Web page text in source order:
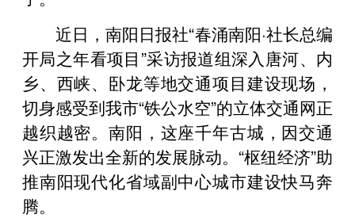
近日，南阳日报社“春涌南阳·社长总编
开局之年看项目”采访报道组深入唐河、内
乡、西峡、卧龙等地交通项目建设现场，
切身感受到我市“铁公水空”的立体交通网正
越织越密。南阳，这座千年古城，因交通
兴正激发出全新的发展脉动。“枢纽经济”助
推南阳现代化省域副中心城市建设快马奔
腾。